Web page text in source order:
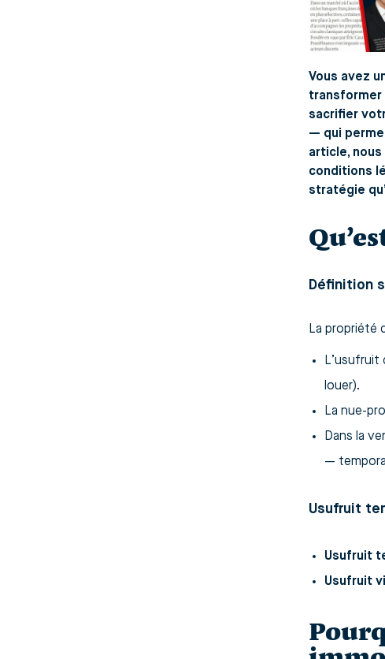
Vous avez
transformer
sacrifier
— qui
article,
conditions
stratégie
Définition
La propriété
L’usufruit
louer).
La nue-
Dans la
—
Usufruit
Usufruit
Usufruit